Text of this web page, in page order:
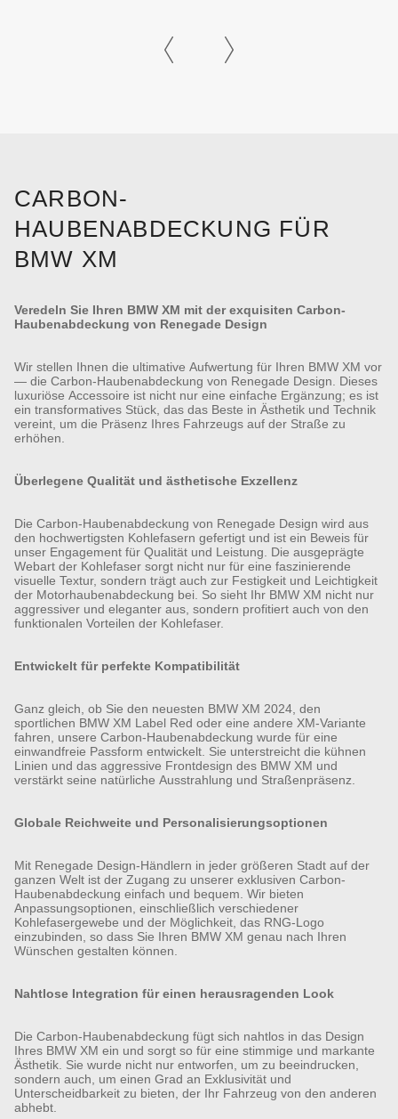
CARBON-
HAUBENABDECKUNG FÜR
BMW XM
Veredeln Sie Ihren BMW XM mit der exquisiten Carbon-
Haubenabdeckung von Renegade Design
Wir stellen Ihnen die ultimative Aufwertung für Ihren BMW XM vor
— die Carbon-Haubenabdeckung von Renegade Design. Dieses
luxuriöse Accessoire ist nicht nur eine einfache Ergänzung; es ist
ein transformatives Stück, das das Beste in Ästhetik und Technik
vereint, um die Präsenz Ihres Fahrzeugs auf der Straße zu
erhöhen.
Überlegene Qualität und ästhetische Exzellenz
Die Carbon-Haubenabdeckung von Renegade Design wird aus
den hochwertigsten Kohlefasern gefertigt und ist ein Beweis für
unser Engagement für Qualität und Leistung. Die ausgeprägte
Webart der Kohlefaser sorgt nicht nur für eine faszinierende
visuelle Textur, sondern trägt auch zur Festigkeit und Leichtigkeit
der Motorhaubenabdeckung bei. So sieht Ihr BMW XM nicht nur
aggressiver und eleganter aus, sondern profitiert auch von den
funktionalen Vorteilen der Kohlefaser.
Entwickelt für perfekte Kompatibilität
Ganz gleich, ob Sie den neuesten BMW XM 2024, den
sportlichen BMW XM Label Red oder eine andere XM-Variante
fahren, unsere Carbon-Haubenabdeckung wurde für eine
einwandfreie Passform entwickelt. Sie unterstreicht die kühnen
Linien und das aggressive Frontdesign des BMW XM und
verstärkt seine natürliche Ausstrahlung und Straßenpräsenz.
Globale Reichweite und Personalisierungsoptionen
Mit Renegade Design-Händlern in jeder größeren Stadt auf der
ganzen Welt ist der Zugang zu unserer exklusiven Carbon-
Haubenabdeckung einfach und bequem. Wir bieten
Anpassungsoptionen, einschließlich verschiedener
Kohlefasergewebe und der Möglichkeit, das RNG-Logo
einzubinden, so dass Sie Ihren BMW XM genau nach Ihren
Wünschen gestalten können.
Nahtlose Integration für einen herausragenden Look
Die Carbon-Haubenabdeckung fügt sich nahtlos in das Design
Ihres BMW XM ein und sorgt so für eine stimmige und markante
Ästhetik. Sie wurde nicht nur entworfen, um zu beeindrucken,
sondern auch, um einen Grad an Exklusivität und
Unterscheidbarkeit zu bieten, der Ihr Fahrzeug von den anderen
abhebt.